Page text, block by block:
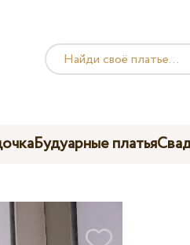
Будуарные платья